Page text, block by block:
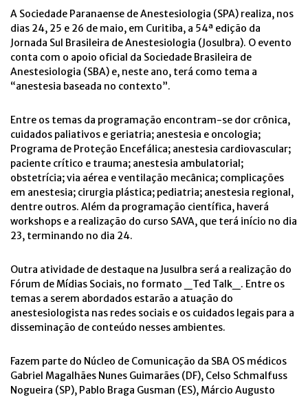
A Sociedade Paranaense de Anestesiologia (SPA) realiza, nos
dias 24, 25 e 26 de maio, em Curitiba, a 54ª edição da
Jornada Sul Brasileira de Anestesiologia (Josulbra). O evento
conta com o apoio oficial da Sociedade Brasileira de
Anestesiologia (SBA) e, neste ano, terá como tema a
“anestesia baseada no contexto”.
Entre os temas da programação encontram-se dor crônica,
cuidados paliativos e geriatria; anestesia e oncologia;
Programa de Proteção Encefálica; anestesia cardiovascular;
paciente crítico e trauma; anestesia ambulatorial;
obstetrícia; via aérea e ventilação mecânica; complicações
em anestesia; cirurgia plástica; pediatria; anestesia regional,
dentre outros. Além da programação científica, haverá
workshops e a realização do curso SAVA, que terá início no dia
23, terminando no dia 24.
Outra atividade de destaque na Jusulbra será a realização do
Fórum de Mídias Sociais, no formato _Ted Talk_. Entre os
temas a serem abordados estarão a atuação do
anestesiologista nas redes sociais e os cuidados legais para a
disseminação de conteúdo nesses ambientes.
Fazem parte do Núcleo de Comunicação da SBA OS médicos
Gabriel Magalhães Nunes Guimarães (DF), Celso Schmalfuss
Nogueira (SP), Pablo Braga Gusman (ES), Márcio Augusto